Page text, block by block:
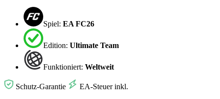
Spiel: EA FC26
Edition: Ultimate Team
Funktioniert: Weltweit
Schutz-Garantie EA-Steuer inkl.